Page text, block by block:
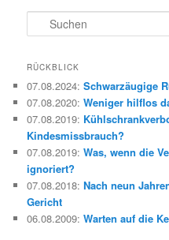
u
h
n
RÜCKBLICK
07.08.2024:Schwarzäugige
07.08.2020:Weniger hilflos
07.08.2019:
Kindesmissbrauch?
07.08.2019:Was, wenn die
ignoriert?
07.08.2018:Nach neun
Gericht
06.08.2009:Warten auf die